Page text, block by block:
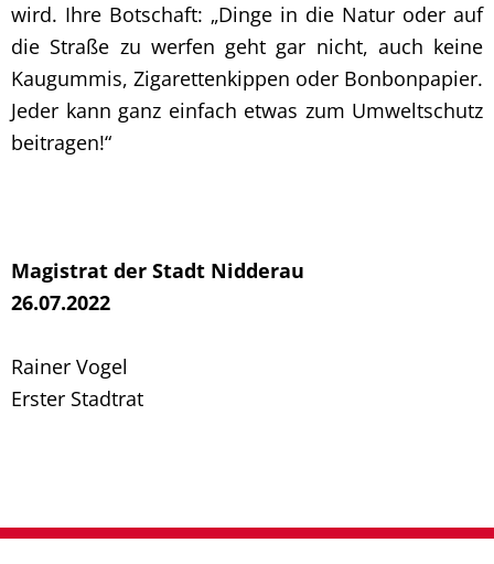
wird. Ihre Botschaft: „Dinge in die Natur oder auf
die Straße zu werfen geht gar nicht, auch keine
Kaugummis, Zigarettenkippen oder Bonbonpapier.
Jeder kann ganz einfach etwas zum Umweltschutz
beitragen!“
Magistrat der Stadt Nidderau
26.07.2022
Rainer Vogel
Erster Stadtrat